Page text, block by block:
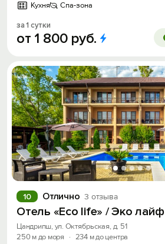
Кухня
Спа-зона
за 1 сутки
от 1 800 руб.
Отлично 3 отзыва
10
Отель «Eco life» / Эко лайф
Цандрипш, ул. Октябрьская, д. 51
250 м до моря
· 234 м до центра